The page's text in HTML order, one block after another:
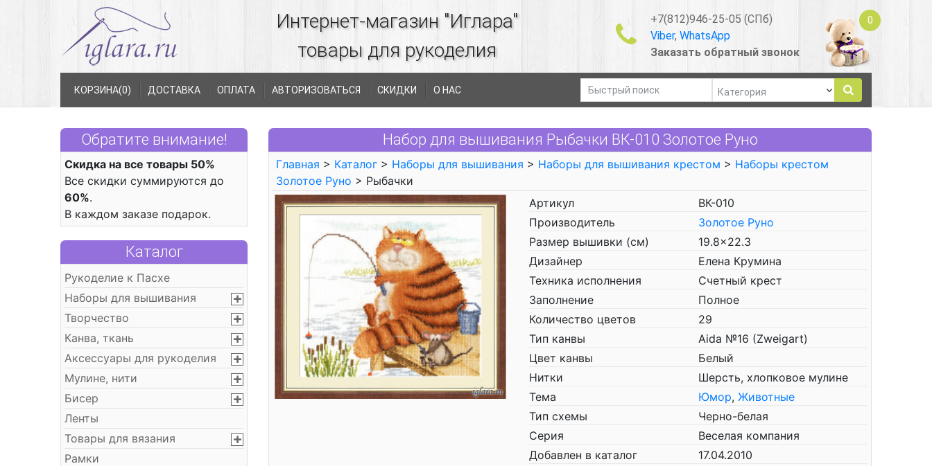
Интернет-магазин "Иглара"
товары для рукоделия
+7(812)946-25-05 (СПб)
Viber, WhatsApp
Заказать обратный звонок
0
КОРЗИНА(0) ДОСТАВКА ОПЛАТА АВТОРИЗОВАТЬСЯ СКИДКИ О НАС
Обратите внимание!
Скидка на все товары 50%
Все скидки суммируются до
60%.
В каждом заказе подарок.
Каталог
Рукоделие к Пасхе
Наборы для вышивания
Творчество
Канва, ткань
Аксессуары для рукоделия
Мулине, нити
Бисер
Ленты
Товары для вязания
Рамки
Набор для вышивания Рыбачки ВК-010 Золотое Руно
Главная > Каталог > Наборы для вышивания > Наборы для вышивания крестом > Наборы крестом
Золотое Руно > Рыбачки
Артикул
ВК-010
Производитель
Золотое Руно
Размер вышивки (см)
19.8x22.3
Дизайнер
Елена Крумина
Техника исполнения
Счетный крест
Заполнение
Полное
Количество цветов
29
Тип канвы
Aida №16 (Zweigart)
Цвет канвы
Белый
Нитки
Шерсть, хлопковое мулине
Тема
Юмор, Животные
Тип схемы
Черно-белая
Серия
Веселая компания
Добавлен в каталог
17.04.2010